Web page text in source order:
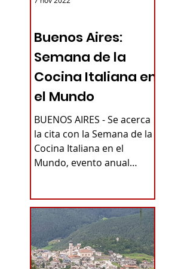
Buenos Aires:
Semana de la
Cocina Italiana en
el Mundo
BUENOS AIRES - Se acerca
la cita con la Semana de la
Cocina Italiana en el
Mundo, evento anual